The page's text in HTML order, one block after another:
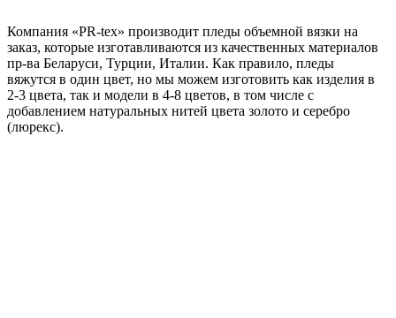
Компания «PR-tex» производит пледы объемной вязки на
заказ, которые изготавливаются из качественных материалов
пр-ва Беларуси, Турции, Италии. Как правило, пледы
вяжутся в один цвет, но мы можем изготовить как изделия в
2-3 цвета, так и модели в 4-8 цветов, в том числе с
добавлением натуральных нитей цвета золото и серебро
(люрекс).